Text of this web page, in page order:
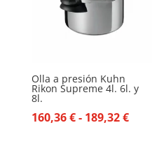
Olla a presión Kuhn
Rikon Supreme 4l. 6l. y
8l.
160,36€- 189,32€Rango